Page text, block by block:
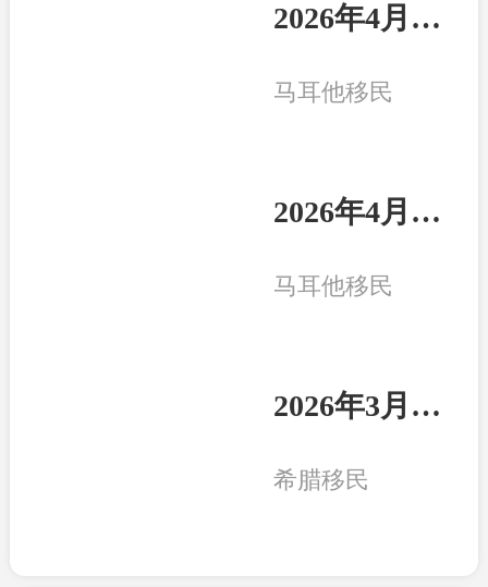
2026年4月21日：马耳他客户顺利收到永居卡
马耳他移民
2026年4月8日：马耳他客户一家三口收到永居卡
马耳他移民
2026年3月20日：希腊客户一家三口收获永居卡
希腊移民